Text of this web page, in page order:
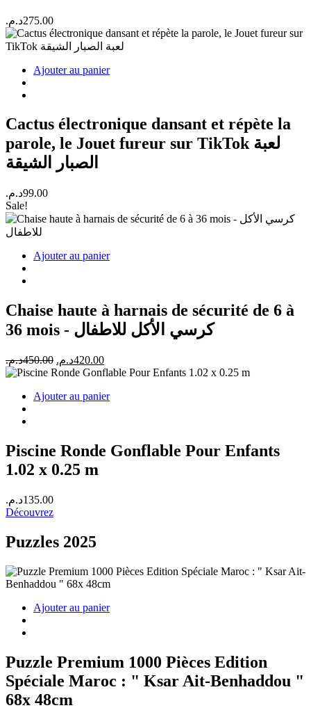
275.00د.م.
Ajouter au panier
Cactus électronique dansant et répète la
parole, le Jouet fureur sur TikTok لعبة
الصبار الشيقة
99.00د.م.
Sale!
Ajouter au panier
Chaise haute à harnais de sécurité de 6 à
36 mois - كرسي الأكل للاطفال
450.00د.م.
Le
prix
était :
420.00د.م.
Le
prix
est :
Ajouter au panier
Piscine Ronde Gonflable Pour Enfants
1.02 x 0.25 m
135.00د.م.
Découvrez
Puzzles 2025
Ajouter au panier
Puzzle Premium 1000 Pièces Edition
Spéciale Maroc : " Ksar Ait-Benhaddou "
68x 48cm